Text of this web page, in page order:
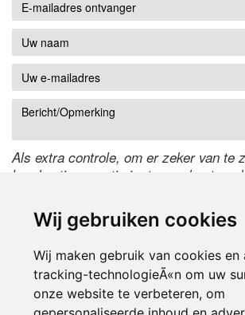
Wij gebruiken cookies
Wij maken gebruik van cookies en
tracking-technologieÃ«n om uw
onze website te verbeteren, om
Als extra controle, om er zeker van te
handmatige reactie is, typ
de code te wijzigen.